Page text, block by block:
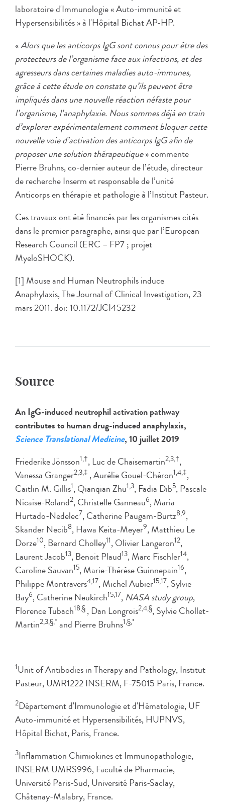
laboratoire d'Immunologie « Auto-immunité et
Hypersensibilités » à l'Hôpital Bichat AP-HP.
«Alors que les anticorps IgG sont connus pour être des
protecteurs de l’organisme face aux infections, et des
agresseurs dans certaines maladies auto-immunes,
grâce à cette étude on constate qu’ils peuvent être
impliqués dans une nouvelle réaction néfaste pour
l’organisme, l’anaphylaxie. Nous sommes déjà en train
d’explorer expérimentalement comment bloquer cette
nouvelle voie d’activation des anticorps IgG afin de
proposer une solution thérapeutique» commente
Pierre Bruhns, co-dernier auteur de l’étude, directeur
de recherche Inserm et responsable de l’unité
Anticorps en thérapie et pathologie à l’Institut Pasteur.
Ces travaux ont été financés par les organismes cités
dans le premier paragraphe, ainsi que par l’European
Research Council (ERC – FP7 ; projet
MyeloSHOCK).
[1] Mouse and Human Neutrophils induce
Anaphylaxis, The Journal of Clinical Investigation, 23
mars 2011. doi: 10.1172/JCI45232
Source
An IgG-induced neutrophil activation pathway
contributes to human drug-induced anaphylaxis,
Science Translational Medicine, 10 juillet 2019
Friederike Jönsson1,†, Luc de Chaisemartin2,3,†,
Vanessa Granger2,3,‡ , Aurélie Gouel-Chéron1,4,‡,
Caitlin M. Gillis1, Qianqian Zhu1,3, Fadia Dib5, Pascale
Nicaise-Roland2, Christelle Ganneau6, Maria
Hurtado-Nedelec7, Catherine Paugam-Burtz8,9,
Skander Necib8, Hawa Keita-Meyer9, Matthieu Le
Dorze10, Bernard Cholley11, Olivier Langeron12,
Laurent Jacob13, Benoit Plaud13, Marc Fischler14,
Caroline Sauvan15, Marie-Thérèse Guinnepain16,
Philippe Montravers4,17, Michel Aubier15,17, Sylvie
Bay6, Catherine Neukirch15,17, NASA study group,
Florence Tubach18,§ , Dan Longrois2,4,§, Sylvie Chollet-
Martin2,3,§,* and Pierre Bruhns1,§,*
1Unit of Antibodies in Therapy and Pathology, Institut
Pasteur, UMR1222 INSERM, F-75015 Paris, France.
2Département d'Immunologie et d'Hématologie, UF
Auto-immunité et Hypersensibilités, HUPNVS,
Hôpital Bichat, Paris, France.
3Inflammation Chimiokines et Immunopathologie,
INSERM UMRS996, Faculté de Pharmacie,
Université Paris-Sud, Université Paris-Saclay,
Châtenay-Malabry, France.